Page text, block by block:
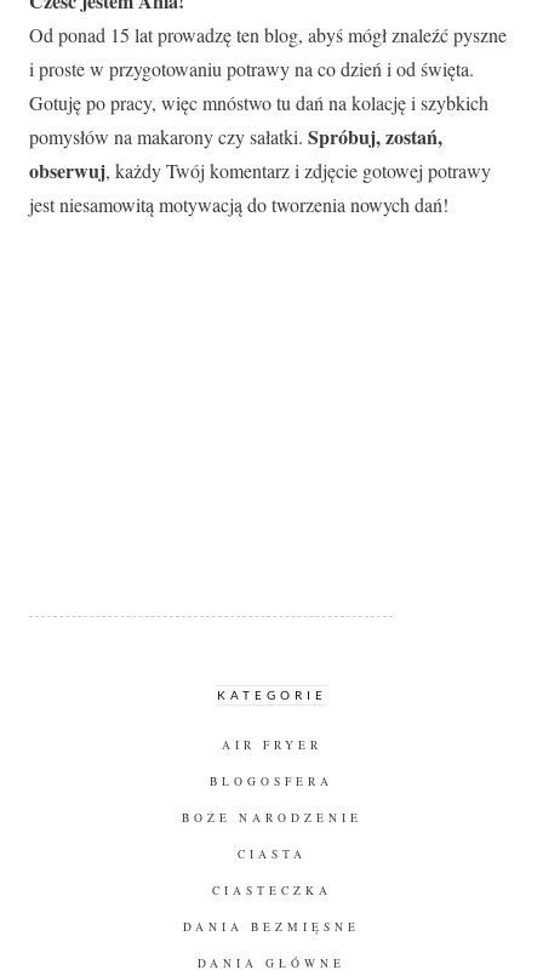
Od ponad 15 lat prowadzę ten blog, abyś mógł znaleźć pyszne
i proste w przygotowaniu potrawy na co dzień i od święta.
Gotuję po pracy, więc mnóstwo tu dań na kolację i szybkich
pomysłów na makarony czy sałatki. Spróbuj, zostań,
obserwuj, każdy Twój komentarz i zdjęcie gotowej potrawy
jest niesamowitą motywacją do tworzenia nowych dań!
KATEGORIE
AIR FRYER
BLOGOSFERA
BOŻE NARODZENIE
CIASTA
CIASTECZKA
DANIA BEZMIĘSNE
DANIA GŁÓWNE